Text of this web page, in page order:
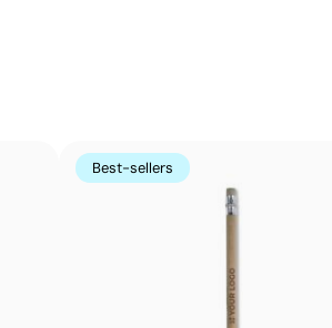
sur surfaces incurvées et
Best-sellers